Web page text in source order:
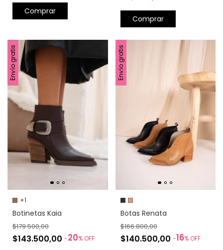
Comprar
Comprar
Envío gratis
+1
Botinetas Kaia
$143.500,00 -20% OFF
$179.500,00
Envío gratis
Botas Renata
$140.500,00 -16% OFF
$166.800,00